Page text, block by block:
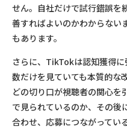
せん。自社だけで試行錯誤を
善すればよいのかわからない
もあります。
さらに、TikTokは認知獲得
数だけを見ていても本質的な
どの切り口が視聴者の関心を
で見られているのか、その後
合わせ、応募につながってい